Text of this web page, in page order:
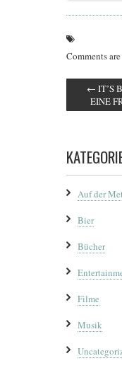
Comments
← IT’S
EINE
Auf der
Bier
Bücher
Filme
Musik